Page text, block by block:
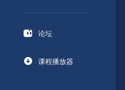
论坛
课程播放器